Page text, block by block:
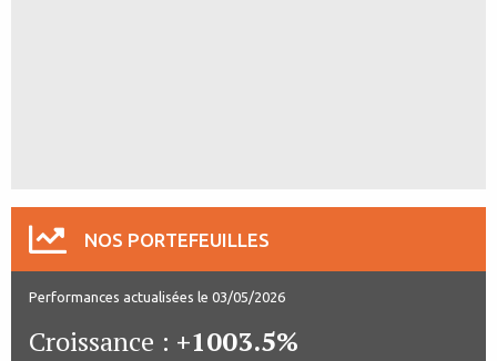
NOS PORTEFEUILLES
Performances actualisées le 03/05/2026
Croissance : +1003.5%